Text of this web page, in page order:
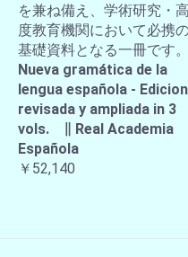
を兼ね備え、学術研究・高
度教育機関において必携
基礎資料となる一冊です。
Nueva gramática de la
lengua española - Edicion
revisada y ampliada in 3
vols. ∥ Real Academia
Española
￥52,140